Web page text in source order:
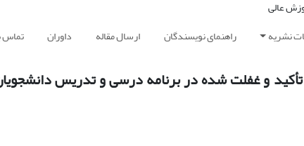
نشریه راهنمای نویسندگان ارسال مقاله داوران تماس
و غفلت شده در برنامه درسی و تدریس